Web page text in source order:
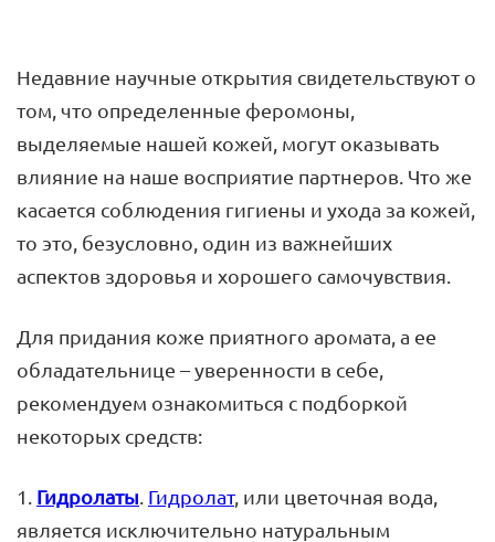
Недавние научные открытия свидетельствуют о
том, что определенные феромоны,
выделяемые нашей кожей, могут оказывать
влияние на наше восприятие партнеров. Что же
касается соблюдения гигиены и ухода за кожей,
то это, безусловно, один из важнейших
аспектов здоровья и хорошего самочувствия.
Для придания коже приятного аромата, а ее
обладательнице – уверенности в себе,
рекомендуем ознакомиться с подборкой
некоторых средств:
1. Гидролаты Гидролат, или цветочная вода,
является исключительно натуральным